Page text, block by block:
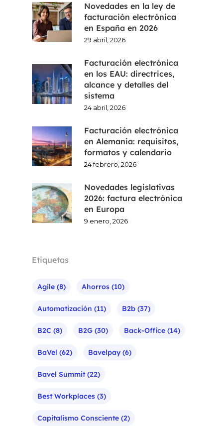
Novedades en la ley de
facturación electrónica
en España en 2026
29 abril, 2026
Facturación electrónica
en los EAU: directrices,
alcance y detalles del
sistema
24 abril, 2026
Facturación electrónica
en Alemania: requisitos,
formatos y calendario
24 febrero, 2026
Novedades legislativas
2026: factura electrónica
en Europa
9 enero, 2026
Etiquetas
Agile (8) Ahorros (10)
Automatización (11) B2b (37)
B2C (8) B2G (30) Back-Office (14)
BaVel (62) Bavelpay (6)
Bavel Summit(22)
Best Workplaces (3)
Capitalismo Consciente (2)